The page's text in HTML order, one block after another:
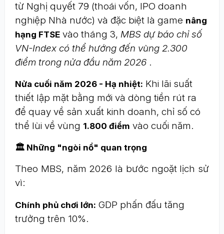
từ Nghị quyết 79 (thoái vốn, IPO doanh
nghiệp Nhà nước) và đặc biệt là game nâng
hạng FTSE vào tháng 3, MBS dự báo chỉ số
VN-Index có thể hướng đến vùng 2.300
điểm trong nửa đầu năm 2026 .
Nửa cuối năm 2026 - Hạ nhiệt: Khi lãi suất
thiết lập mặt bằng mới và dòng tiền rút ra
để quay về sản xuất kinh doanh, chỉ số có
thể lùi về vùng 1.800 điểm vào cuối năm.
🏛️ Những "ngòi nổ" quan trọng
Theo MBS, năm 2026 là bước ngoặt lịch sử
vì:
Chính phủ chơi lớn: GDP phấn đấu tăng
trưởng trên 10%.